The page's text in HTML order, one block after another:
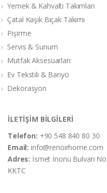
Yemek & Kahvaltı Takımları
Çatal Kaşık Bıçak Takımı
Pişirme
Servis & Sunum
Mutfak Aksesuarları
Ev Tekstili & Banyo
Dekorasyon
İLETİŞİM BİLGİLERİ
Telefon: +90 548 840 80 30
Email:info@renoirhome.com
Adres: İsmet İnonü Bulvarı
KKTC